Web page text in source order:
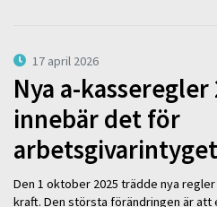
17 april 2026
Nya a-kasseregler
innebär det för
Den 1 oktober 2025 trädde nya
kraft. Den största förändringen är att